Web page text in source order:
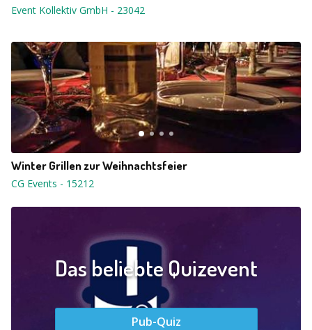
Event Kollektiv GmbH - 23042
Winter Grillen zur Weihnachtsfeier
CG Events - 15212
Das beliebte Quizevent
Pub-Quiz